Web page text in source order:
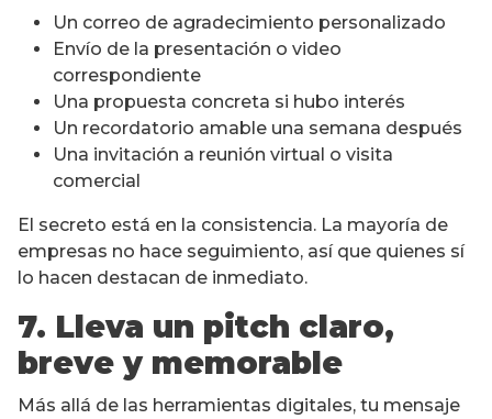
Un correo de agradecimiento personalizado
Envío de la presentación o video
correspondiente
Una propuesta concreta si hubo interés
Un recordatorio amable una semana después
Una invitación a reunión virtual o visita
comercial
El secreto está en la consistencia. La mayoría de
empresas no hace seguimiento, así que quienes sí
lo hacen destacan de inmediato.
7. Lleva un pitch claro,
breve y memorable
Más allá de las herramientas digitales, tu mensaje